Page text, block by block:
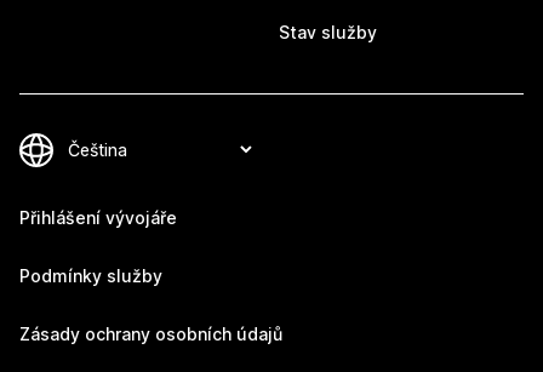
Stav služby
Přihlášení vývojáře
Podmínky služby
Zásady ochrany osobních údajů